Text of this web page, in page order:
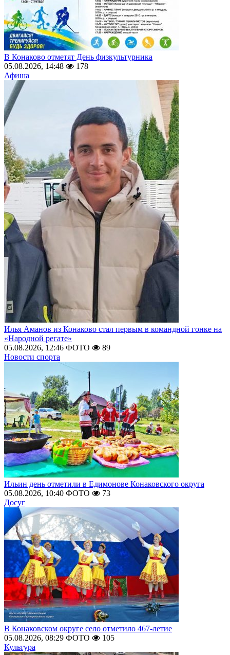
В Конаково отметят День физкультурника
05.08.2026, 14:48
178
Афиша
Илья Аманов из Конаково стал первым в командной гонке на
«Народной регате»
05.08.2026, 12:46 ФОТО
89
Новости спорта
Ильин день отметили в Едимонове Конаковского округа
05.08.2026, 10:40 ФОТО
73
Досуг
В Конаковском округе село отметило 467-летие
05.08.2026, 08:29 ФОТО
105
Культура